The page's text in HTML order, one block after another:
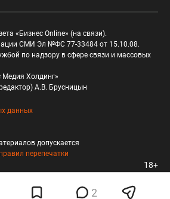
2
«Бизнес Online» (на связи).
СМИ Эл №ФС 77-33484 от 15.10.08.
по надзору в сфере связи и массовых
Медия Холдинг»
А.В. Брусницын
данных
допускается
правил перепечатки
18+